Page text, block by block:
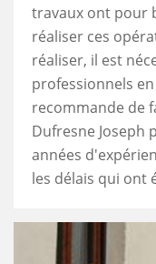
travaux ont pour
réaliser ces
réaliser, il est
professionnels
recommande de
Dufresne Joseph
années
les délais qui ont